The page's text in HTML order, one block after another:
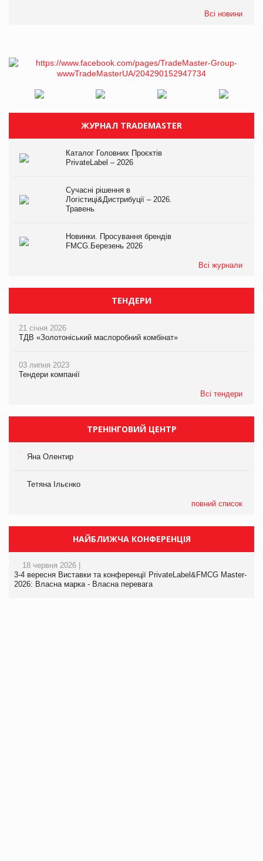
Всі новини
ЖУРНАЛ TRADEMASTER
Каталог Головних Проєктів
PrivateLabel – 2026
Сучасні рішення в
Логістиці&Дистрибуції – 2026.
Травень
Новинки. Просування брендів
FMCG.Березень 2026
Всі журнали
ТЕНДЕРИ
21 січня 2026
ТДВ «Золотоніський маслоробний комбінат»
03 липня 2023
Тендери компанії
Всі тендери
ТРЕНІНГОВИЙ ЦЕНТР
Яна Олентир
Тетяна Ільєнко
повний список
НАЙБЛИЖЧА КОНФЕРЕНЦІЯ
18 червня 2026 |
3-4 вересня Виставки та конференції PrivateLabel&FMCG Master-
2026: Власна марка - Власна перевага